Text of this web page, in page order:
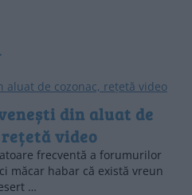
din aluat de
video
frecventă a forumurilor
măcar habar că există vreun
…